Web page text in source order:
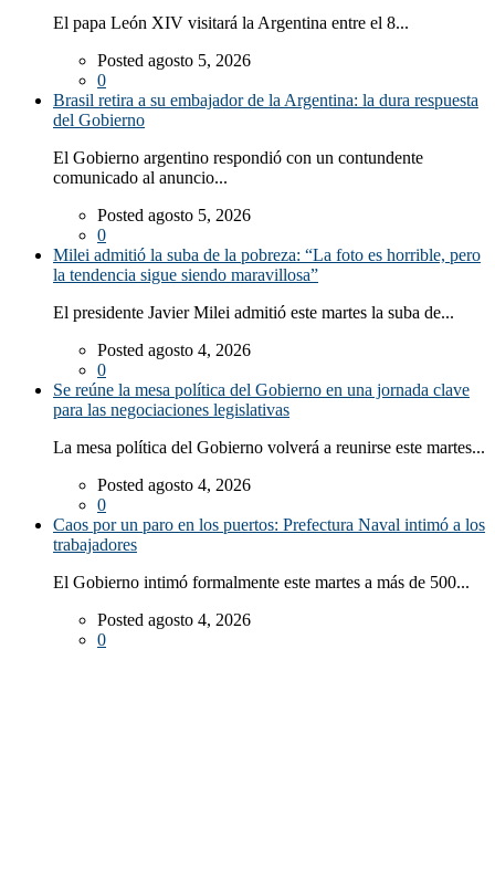
El papa León XIV visitará la Argentina entre el 8...
Posted agosto 5, 2026
0
Brasil retira a su embajador de la Argentina: la dura respuesta
del Gobierno
El Gobierno argentino respondió con un contundente
comunicado al anuncio...
Posted agosto 5, 2026
0
Milei admitió la suba de la pobreza: “La foto es horrible, pero
la tendencia sigue siendo maravillosa”
El presidente Javier Milei admitió este martes la suba de...
Posted agosto 4, 2026
0
Se reúne la mesa política del Gobierno en una jornada clave
para las negociaciones legislativas
La mesa política del Gobierno volverá a reunirse este martes...
Posted agosto 4, 2026
0
Caos por un paro en los puertos: Prefectura Naval intimó a los
trabajadores
El Gobierno intimó formalmente este martes a más de 500...
Posted agosto 4, 2026
0